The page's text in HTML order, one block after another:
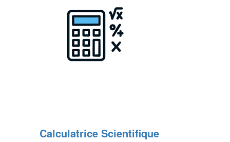
Calculatrice Scientifique